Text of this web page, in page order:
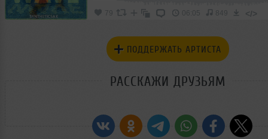
79 06:05 849 </>
ПОДДЕРЖАТЬ АРТИСТА
РАССКАЖИ ДРУЗЬЯМ